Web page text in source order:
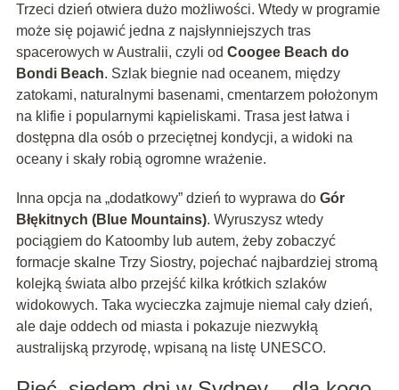
Trzeci dzień otwiera dużo możliwości. Wtedy w programie
może się pojawić jedna z najsłynniejszych tras
spacerowych w Australii, czyli od Coogee Beach do
Bondi Beach. Szlak biegnie nad oceanem, między
zatokami, naturalnymi basenami, cmentarzem położonym
na klifie i popularnymi kąpieliskami. Trasa jest łatwa i
dostępna dla osób o przeciętnej kondycji, a widoki na
oceany i skały robią ogromne wrażenie.
Inna opcja na „dodatkowy” dzień to wyprawa do Gór
Błękitnych (Blue Mountains). Wyruszysz wtedy
pociągiem do Katoomby lub autem, żeby zobaczyć
formacje skalne Trzy Siostry, pojechać najbardziej stromą
kolejką świata albo przejść kilka krótkich szlaków
widokowych. Taka wycieczka zajmuje niemal cały dzień,
ale daje oddech od miasta i pokazuje niezwykłą
australijską przyrodę, wpisaną na listę UNESCO.